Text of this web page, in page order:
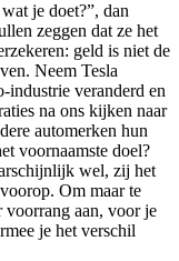
je doet?”, dan
zeggen dat ze het
geld is niet de
Neem Tesla
industrie veranderd en
na ons kijken naar
automerken hun
voornaamste doel?
wel, zij het
Om maar te
voorrang aan, voor je
je het verschil